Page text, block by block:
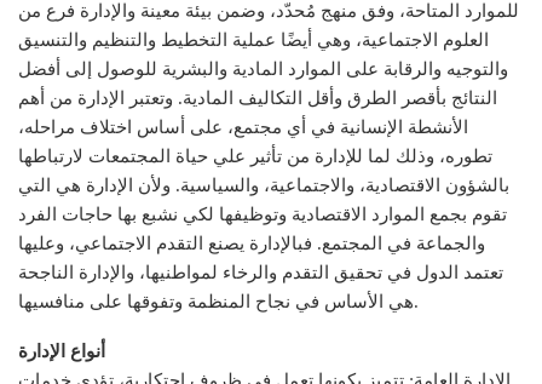
للموارد المتاحة، وفق منهج مُحدّد، وضمن بيئة معينة والإدارة فرع من
العلوم الاجتماعية، وهي أيضًا عملية التخطيط والتنظيم والتنسيق
والتوجيه والرقابة على الموارد المادية والبشرية للوصول إلى أفضل
النتائج بأقصر الطرق وأقل التكاليف المادية. وتعتبر الإدارة من أهم
الأنشطة الإنسانية في أي مجتمع، على أساس اختلاف مراحله،
تطوره، وذلك لما للإدارة من تأثير علي حياة المجتمعات لارتباطها
بالشؤون الاقتصادية، والاجتماعية، والسياسية. ولأن الإدارة هي التي
تقوم بجمع الموارد الاقتصادية وتوظيفها لكي نشبع بها حاجات الفرد
والجماعة في المجتمع. فبالإدارة يصنع التقدم الاجتماعي، وعليها
تعتمد الدول في تحقيق التقدم والرخاء لمواطنيها، والإدارة الناجحة
هي الأساس في نجاح المنظمة وتفوقها على منافسيها.
أنواع الإدارة